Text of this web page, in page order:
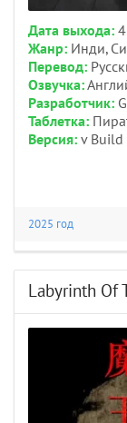
Дата выхода:
Жанр: Инди,
Перевод:
Озвучка:
Разработчик:
Таблетка:
Версия: v Build
2025 год
Labyrinth Of